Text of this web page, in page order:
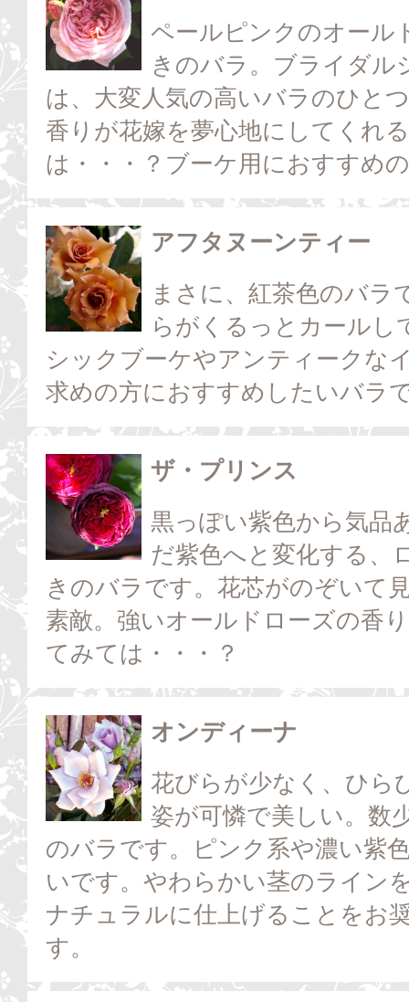
ペールピンクのオール
きのバラ。ブライダル
は、大変人気の高いバラのひと
香りが花嫁を夢心地にしてくれ
は・・・？ブーケ用におすすめ
アフタヌーンティー
まさに、紅茶色のバラ
らがくるっとカールし
シックブーケやアンティークな
求めの方におすすめしたいバラ
ザ・プリンス
黒っぽい紫色から気品
だ紫色へと変化する、
きのバラです。花芯がのぞいて
素敵。強いオールドローズの香
てみては・・・？
オンディーナ
花びらが少なく、ひら
姿が可憐で美しい。数
のバラです。ピンク系や濃い紫
いです。やわらかい茎のライン
ナチュラルに仕上げることをお
す。